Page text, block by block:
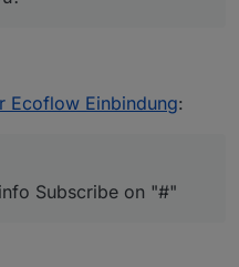
2023/02/13/ecoflo
Ecoflow Einbindung:
Subscribe on "#"